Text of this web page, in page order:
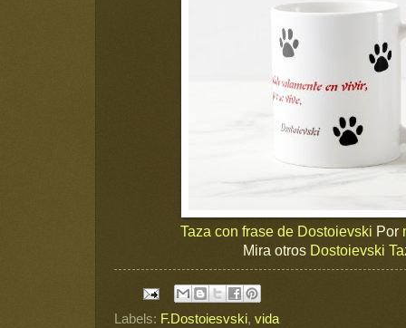
Taza con frase de Dostoievski Por
Mira otros Dostoievski
Labels: F.Dostoiesvski, vida